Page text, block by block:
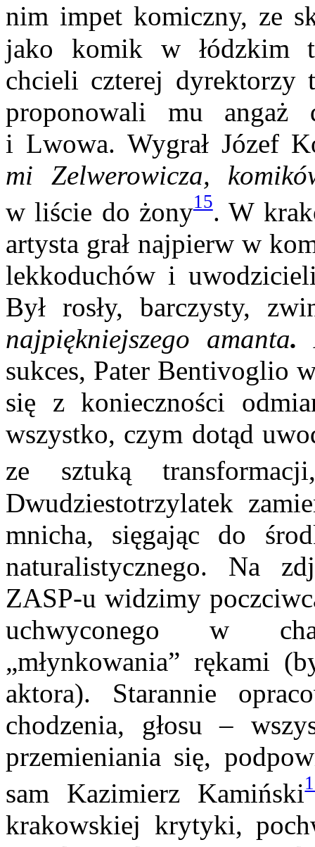
nim impet komiczny, ze
jako komik w łódzkim
chcieli czterej dyrektorzy
proponowali mu angaż
i Lwowa. Wy­grał Józef
mi Zelwerowicza,
w liście do żony15. W
artysta grał najpierw w
lekkoduchów i
Był rosły, barczysty,
najpiękniejszego amanta.
sukces, Pater Bentivoglio
się z konieczności
wszystko, czym dotąd
ze sztuką
Dwudziestotrzylatek
mnicha, sięgając do
naturalistycznego. Na
ZASP-u widzimy
uchwyconego w
„młynkowania” rękami
aktora). Starannie
chodzenia, głosu –
przemieniania się,
sam Kazimierz Kamiński
krakow­skiej krytyki,